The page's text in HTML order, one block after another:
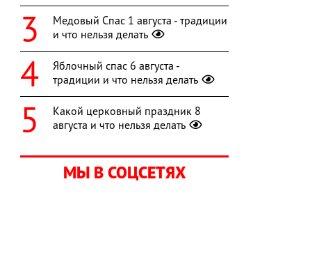
Медовый Спас 1 августа - традиции
и что нельзя делать
Яблочный спас 6 августа -
традиции и что нельзя делать
Какой церковный праздник 8
августа и что нельзя делать
МЫ В СОЦСЕТЯХ